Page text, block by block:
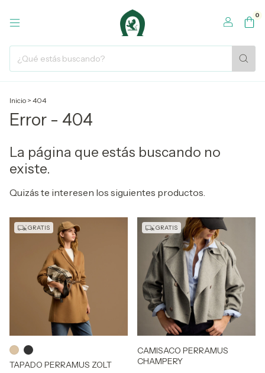
0
Inicio > 404
Error - 404
La página que estás buscando no
existe.
Quizás te interesen los siguientes productos.
GRATIS
TAPADO PERRAMUS ZOLT
GRATIS
CAMISACO PERRAMUS
CHAMPERY